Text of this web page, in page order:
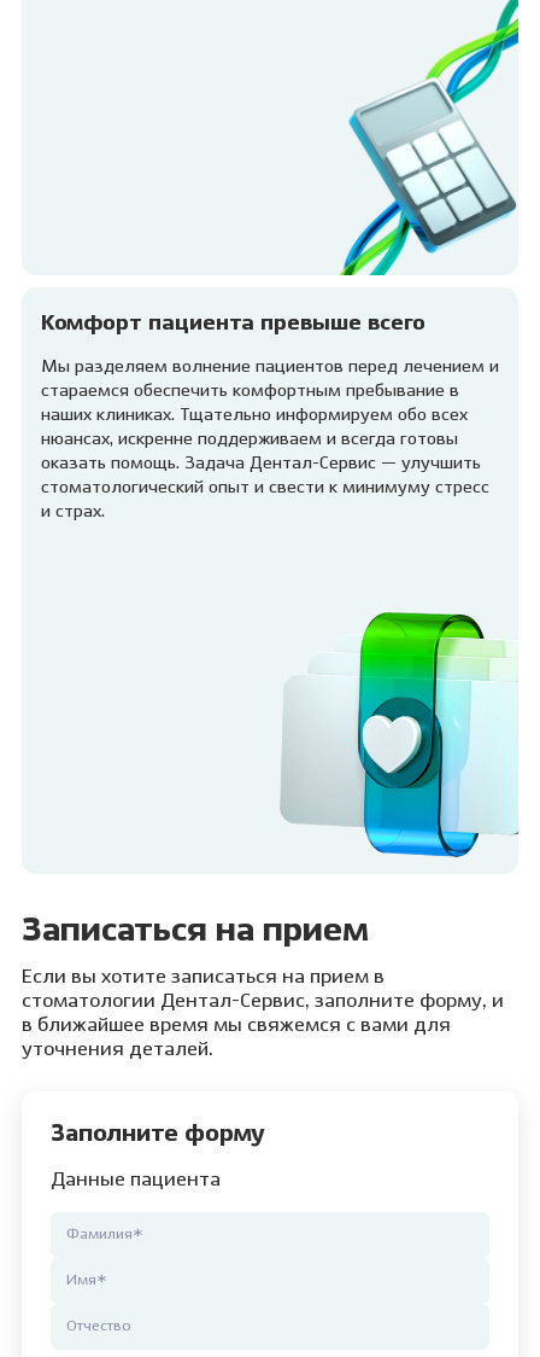
Комфорт пациента превыше всего
Мы разделяем волнение пациентов перед лечением и
стараемся обеспечить комфортным пребывание в
наших клиниках. Тщательно информируем обо всех
нюансах, искренне поддерживаем и всегда готовы
оказать помощь. Задача Дентал-Сервис — улучшить
стоматологический опыт и свести к минимуму стресс
и страх.
Записаться на прием
Если вы хотите записаться на прием в
стоматологии Дентал-Сервис, заполните форму, и
в ближайшее время мы свяжемся с вами для
уточнения деталей.
Заполните форму
Данные пациента